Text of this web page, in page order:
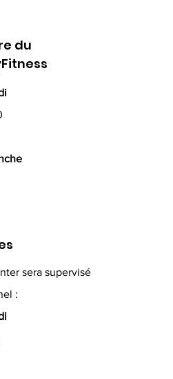
du
sera supervisé
: